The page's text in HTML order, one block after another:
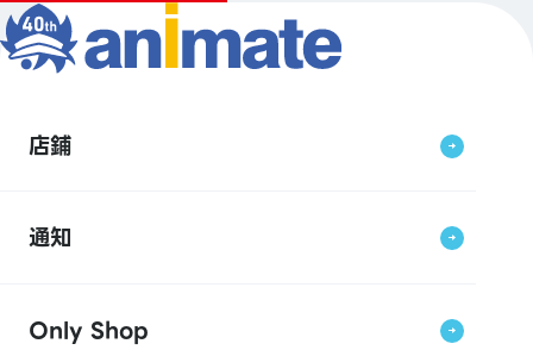
店鋪
通知
Only Shop